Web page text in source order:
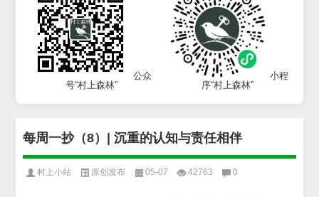
公众
号“村上森林”
小程
序“村上森林”
每周一抄（8）| 沉重的认知与责任相伴
村上小站 原创发布 05-07 42763 0